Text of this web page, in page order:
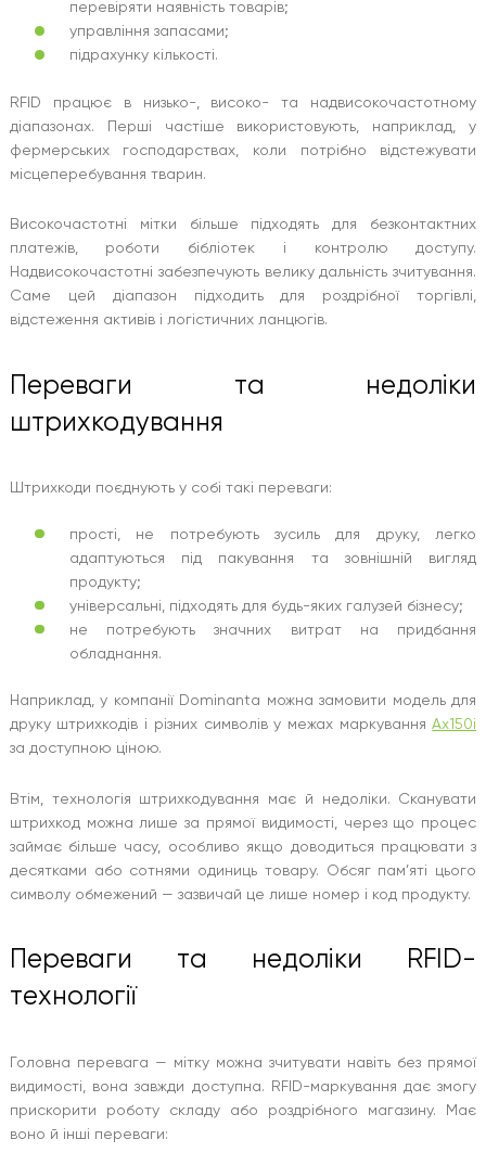
перевіряти наявність товарів;
управління запасами;
підрахунку кількості.
RFID працює в низько-, високо- та надвисокочастотному
діапазонах. Перші частіше використовують, наприклад, у
фермерських господарствах, коли потрібно відстежувати
місцеперебування тварин.
Високочастотні мітки більше підходять для безконтактних
платежів, роботи бібліотек і контролю доступу.
Надвисокочастотні забезпечують велику дальність зчитування.
Саме цей діапазон підходить для роздрібної торгівлі,
відстеження активів і логістичних ланцюгів.
Переваги та недоліки
штрихкодування
Штрихкоди поєднують у собі такі переваги:
прості, не потребують зусиль для друку, легко
адаптуються під пакування та зовнішній вигляд
продукту;
універсальні, підходять для будь-яких галузей бізнесу;
не потребують значних витрат на придбання
обладнання.
Наприклад, у компанії Dominanta можна замовити модель для
друку штрихкодів і різних символів у межах маркуванняAx150i
за доступною ціною.
Втім, технологія штрихкодування має й недоліки. Сканувати
штрихкод можна лише за прямої видимості, через що процес
займає більше часу, особливо якщо доводиться працювати з
десятками або сотнями одиниць товару. Обсяг пам’яті цього
символу обмежений — зазвичай це лише номер і код продукту.
Переваги та недоліки RFID-
технології
Головна перевага — мітку можна зчитувати навіть без прямої
видимості, вона завжди доступна. RFID-маркування дає змогу
прискорити роботу складу або роздрібного магазину. Має
воно й інші переваги: